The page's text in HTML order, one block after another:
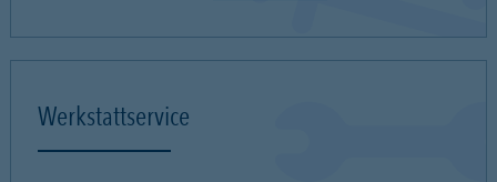
Werkstattservice